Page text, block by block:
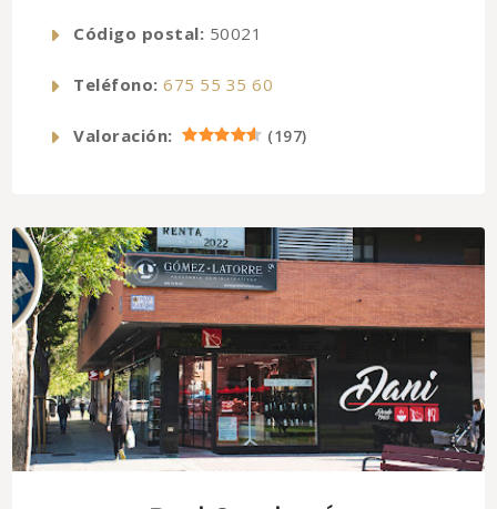
Código postal: 50021
Teléfono: 675 55 35 60
Valoración: (197)